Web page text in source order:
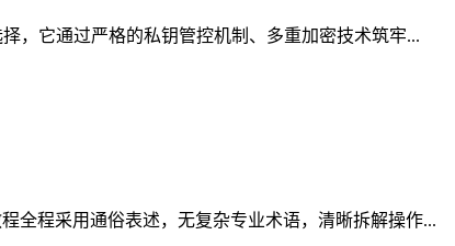
，它通过严格的私钥管控机制、多重加密技术筑牢...
全程采用通俗表述，无复杂专业术语，清晰拆解操作...